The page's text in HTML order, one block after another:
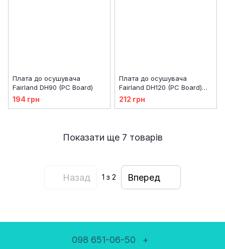
Плата до осушувача
Fairland DH90 (PC Board)
194 грн
Плата до осушувача
Fairland DH120 (PC Board)
33060010000
212 грн
Показати ще 7 товарів
Назад 1 з 2 Вперед
098 651-06-50 +